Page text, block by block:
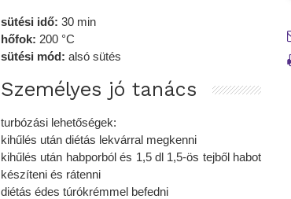
sütési idő: 30 min
hőfok: 200 °C
sütési mód: alsó sütés
Személyes jó tanács
turbózási lehetőségek:
kihűlés után diétás lekvárral megkenni
kihűlés után habporból és 1,5 dl 1,5-ös tejből habot
készíteni és rátenni
diétás édes túrókrémmel befedni